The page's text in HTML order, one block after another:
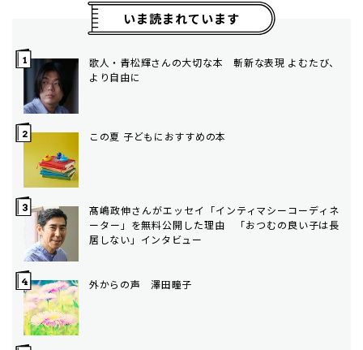
いま読まれています
歌人・青松輝さんの大切な本 斬新な表現 よむたび、
より自由に
この夏 子どもにおすすめの本
髙嶋政伸さんがエッセイ「インティマシーコーディネ
ーター」を無料公開した理由 「おつむの良い子は長
居しない」インタビュー
外からの声 澤田瞳子